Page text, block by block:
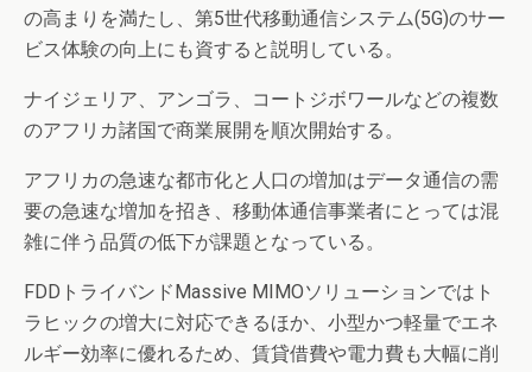
の高まりを満たし、第5世代移動通信システム(5G)のサー
ビス体験の向上にも資すると説明している。
ナイジェリア、アンゴラ、コートジボワールなどの複数
のアフリカ諸国で商業展開を順次開始する。
アフリカの急速な都市化と人口の増加はデータ通信の需
要の急速な増加を招き、移動体通信事業者にとっては混
雑に伴う品質の低下が課題となっている。
FDDトライバンドMassive MIMOソリューションではト
ラヒックの増大に対応できるほか、小型かつ軽量でエネ
ルギー効率に優れるため、賃貸借費や電力費も大幅に削